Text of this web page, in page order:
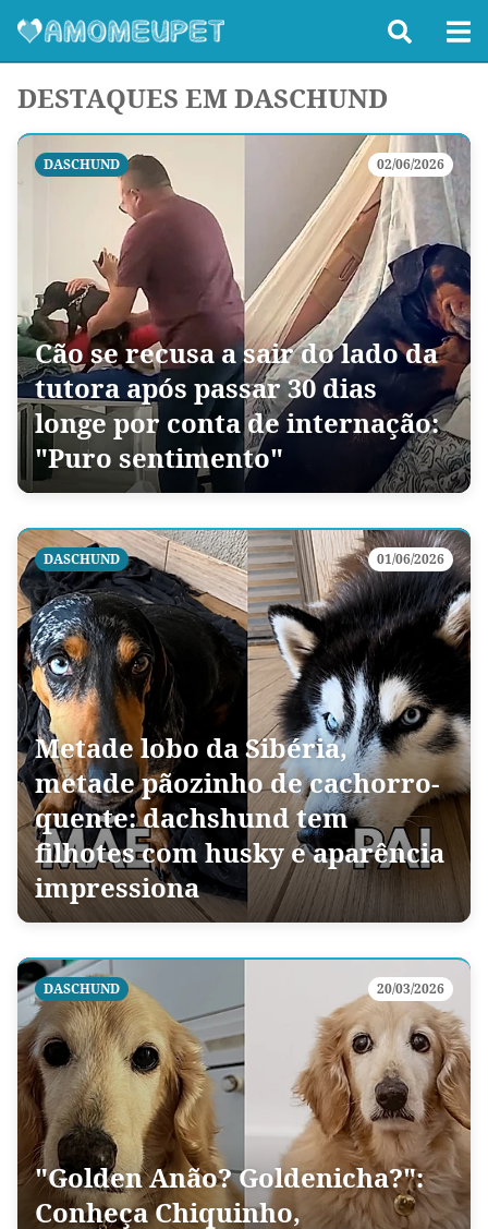
DESTAQUES EM DASCHUND
DASCHUND 02/06/2026
Cão se recusa a sair do lado da
tutora após passar 30 dias
longe por conta de internação:
"Puro sentimento"
DASCHUND 01/06/2026
Metade lobo da Sibéria,
metade pãozinho de cachorro-
quente: dachshund tem
filhotes com husky e aparência
impressiona
DASCHUND 20/03/2026
"Golden Anão? Goldenicha?":
Conheça Chiquinho,